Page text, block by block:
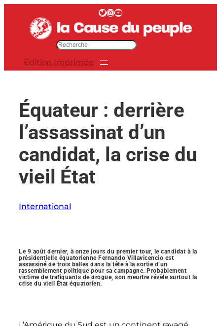
contenu
Twitter InstagramYouTube
r
Édition Imprimée
Équateur : derrière
l’assassinat d’un
candidat, la crise du
vieil État
International
Le 9 août dernier, à onze jours du premier tour, le candidat à la
présidentielle équatorienne Fernando Villavicencio est
assassiné de trois balles dans la tête à la sortie d’un
rassemblement politique pour sa campagne. Probablement
victime de trafiquants de drogue, son meurtre révèle surtout la
crise du vieil État équatorien.